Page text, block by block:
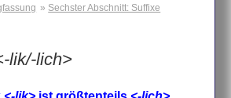
Sechster Abschnitt: Suffixe
lik/-lich>